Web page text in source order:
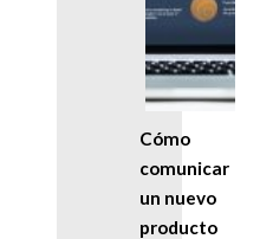
Cómo
comunicar
un nuevo
producto